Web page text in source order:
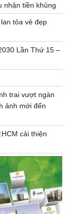
nhận tiền khủng
tỏa vẻ đẹp
Lần Thứ 15 –
trai vượt ngàn
ảnh mới đến
cải thiện